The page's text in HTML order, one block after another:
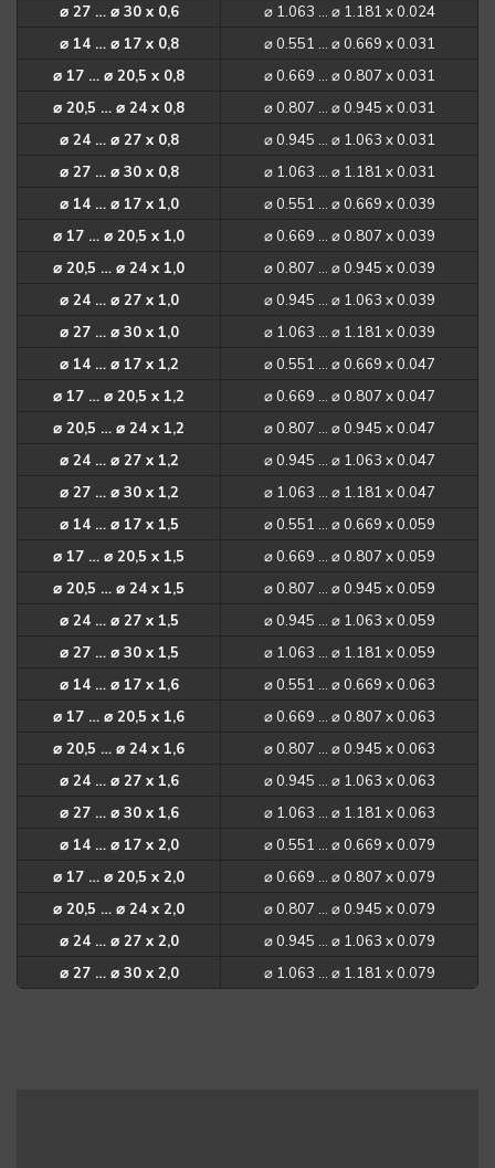
⌀ 27 … ⌀ 30 x 0,6
⌀ 1.063 … ⌀ 1.181 x 0.024
⌀ 14 … ⌀ 17 x 0,8
⌀ 0.551 … ⌀ 0.669 x 0.031
⌀ 17 … ⌀ 20,5 x 0,8
⌀ 0.669 … ⌀ 0.807 x 0.031
⌀ 20,5 … ⌀ 24 x 0,8
⌀ 0.807 … ⌀ 0.945 x 0.031
⌀ 24 … ⌀ 27 x 0,8
⌀ 0.945 … ⌀ 1.063 x 0.031
⌀ 27 … ⌀ 30 x 0,8
⌀ 1.063 … ⌀ 1.181 x 0.031
⌀ 14 … ⌀ 17 x 1,0
⌀ 0.551 … ⌀ 0.669 x 0.039
⌀ 17 … ⌀ 20,5 x 1,0
⌀ 0.669 … ⌀ 0.807 x 0.039
⌀ 20,5 … ⌀ 24 x 1,0
⌀ 0.807 … ⌀ 0.945 x 0.039
⌀ 24 … ⌀ 27 x 1,0
⌀ 0.945 … ⌀ 1.063 x 0.039
⌀ 27 … ⌀ 30 x 1,0
⌀ 1.063 … ⌀ 1.181 x 0.039
⌀ 14 … ⌀ 17 x 1,2
⌀ 0.551 … ⌀ 0.669 x 0.047
⌀ 17 … ⌀ 20,5 x 1,2
⌀ 0.669 … ⌀ 0.807 x 0.047
⌀ 20,5 … ⌀ 24 x 1,2
⌀ 0.807 … ⌀ 0.945 x 0.047
⌀ 24 … ⌀ 27 x 1,2
⌀ 0.945 … ⌀ 1.063 x 0.047
⌀ 27 … ⌀ 30 x 1,2
⌀ 1.063 … ⌀ 1.181 x 0.047
⌀ 14 … ⌀ 17 x 1,5
⌀ 0.551 … ⌀ 0.669 x 0.059
⌀ 17 … ⌀ 20,5 x 1,5
⌀ 0.669 … ⌀ 0.807 x 0.059
⌀ 20,5 … ⌀ 24 x 1,5
⌀ 0.807 … ⌀ 0.945 x 0.059
⌀ 24 … ⌀ 27 x 1,5
⌀ 0.945 … ⌀ 1.063 x 0.059
⌀ 27 … ⌀ 30 x 1,5
⌀ 1.063 … ⌀ 1.181 x 0.059
⌀ 14 … ⌀ 17 x 1,6
⌀ 0.551 … ⌀ 0.669 x 0.063
⌀ 17 … ⌀ 20,5 x 1,6
⌀ 0.669 … ⌀ 0.807 x 0.063
⌀ 20,5 … ⌀ 24 x 1,6
⌀ 0.807 … ⌀ 0.945 x 0.063
⌀ 24 … ⌀ 27 x 1,6
⌀ 0.945 … ⌀ 1.063 x 0.063
⌀ 27 … ⌀ 30 x 1,6
⌀ 1.063 … ⌀ 1.181 x 0.063
⌀ 14 … ⌀ 17 x 2,0
⌀ 0.551 … ⌀ 0.669 x 0.079
⌀ 17 … ⌀ 20,5 x 2,0
⌀ 0.669 … ⌀ 0.807 x 0.079
⌀ 20,5 … ⌀ 24 x 2,0
⌀ 0.807 … ⌀ 0.945 x 0.079
⌀ 24 … ⌀ 27 x 2,0
⌀ 0.945 … ⌀ 1.063 x 0.079
⌀ 27 … ⌀ 30 x 2,0
⌀ 1.063 … ⌀ 1.181 x 0.079